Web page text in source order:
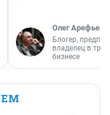
Олег Арефьев
Блогер,
владелец в
бизнесе